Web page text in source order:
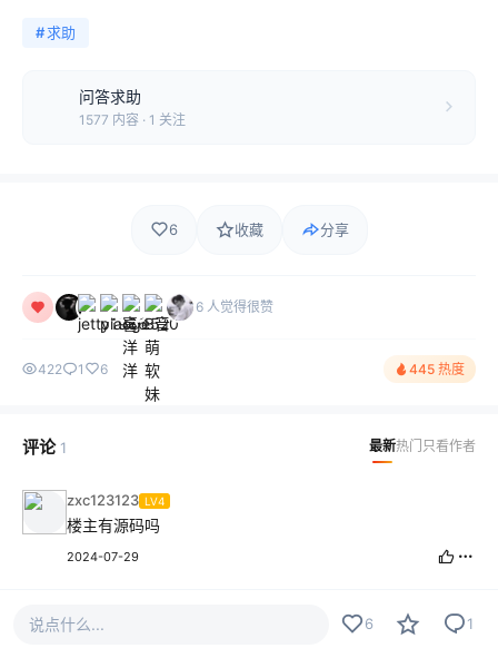
#求助
问答求助
1577 内容 · 1 关注
6 收藏 分享
6 人觉得很赞
422 1 6 445 热度
评论 1 最新热门 只看作者
zxc123123 LV4
楼主有源码吗
2024-07-29
说点什么... 6 1